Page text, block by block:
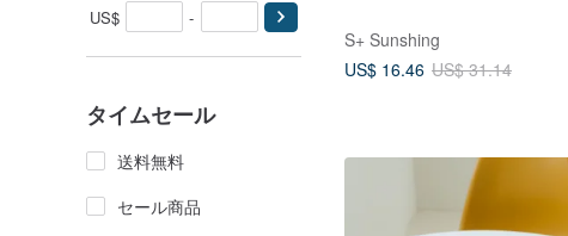
US$ -
タイムセール
送料無料
セール商品
S+ Sunshing
US$ 16.46 US$ 31.14